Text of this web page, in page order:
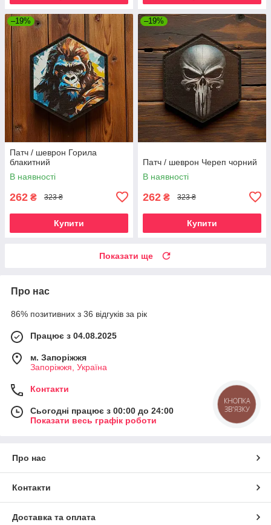
–19%
Патч / шеврон Горила
блакитний
В наявності
262 ₴ 323 ₴
Купити
–19%
Патч / шеврон Череп чорний
В наявності
262 ₴ 323 ₴
Купити
Показати ще
Про нас
86% позитивних з 36 відгуків за рік
Працює з 04.08.2025
м. Запоріжжя
Запоріжжя, Україна
Контакти
Сьогодні працює з 00:00 до 24:00
Показати весь графік роботи
Про нас
Контакти
Доставка та оплата
КНОПКА
ЗВ'ЯЗКУ